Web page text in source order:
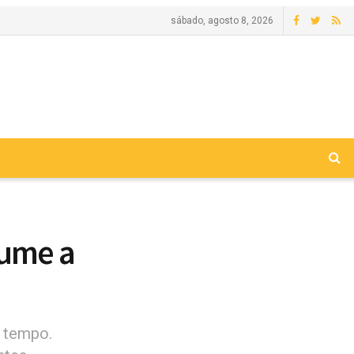
sábado, agosto 8, 2026
a